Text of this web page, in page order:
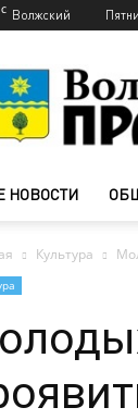
C Волжский
НОВОСТИ
Культура